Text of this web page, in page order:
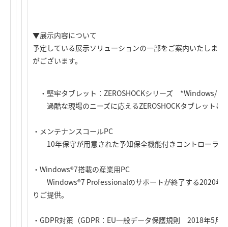
▼展示内容について
予定している展示ソリューションの一部をご案内いたしま
がございます。
・堅牢タブレット：ZEROSHOCKシリーズ *Windows/
過酷な現場のニーズに応えるZEROSHOCKタブレットに
・メンテナンスコールPC
10年保守が用意された予知保全機能付きコントローラ用
・Windows®7搭載の産業用PC
Windows®7 Professionalのサポートが終了する2020年1
りご提供。
・GDPR対策（GDPR：EU一般データ保護規則 2018年5月